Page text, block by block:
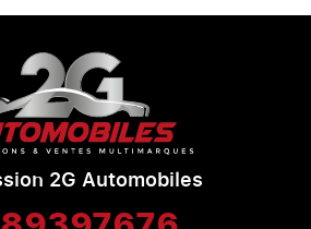
2G Automobiles